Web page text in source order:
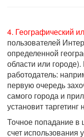
4. Географический
пользователей
определенной
области или
работодатель:
первую очередь
самого города и
установит
Точное попадание в
счет использования